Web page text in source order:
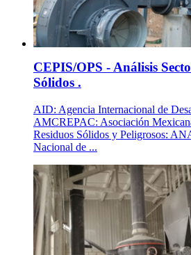
CEPIS/OPS - Análisis
Sólidos .
AID: Agencia Internacional de
AMCREPAC: Asociación
Residuos Sólidos y Peligrosos:
Nacional de ...